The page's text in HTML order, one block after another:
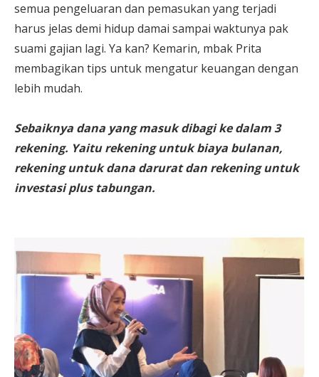
semua pengeluaran dan pemasukan yang terjadi
harus jelas demi hidup damai sampai waktunya pak
suami gajian lagi. Ya kan? Kemarin, mbak Prita
membagikan tips untuk mengatur keuangan dengan
lebih mudah.
Sebaiknya dana yang masuk dibagi ke dalam 3
rekening. Yaitu rekening untuk biaya bulanan,
rekening untuk dana darurat dan rekening untuk
investasi plus tabungan.